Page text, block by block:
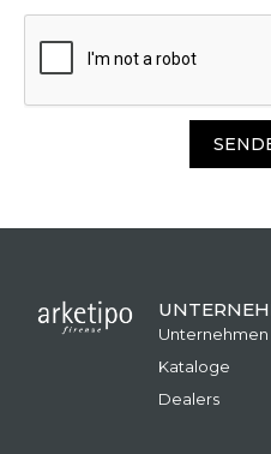
Unternehmen
Kataloge
Dealers